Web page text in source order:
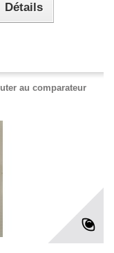
Détails
au comparateur